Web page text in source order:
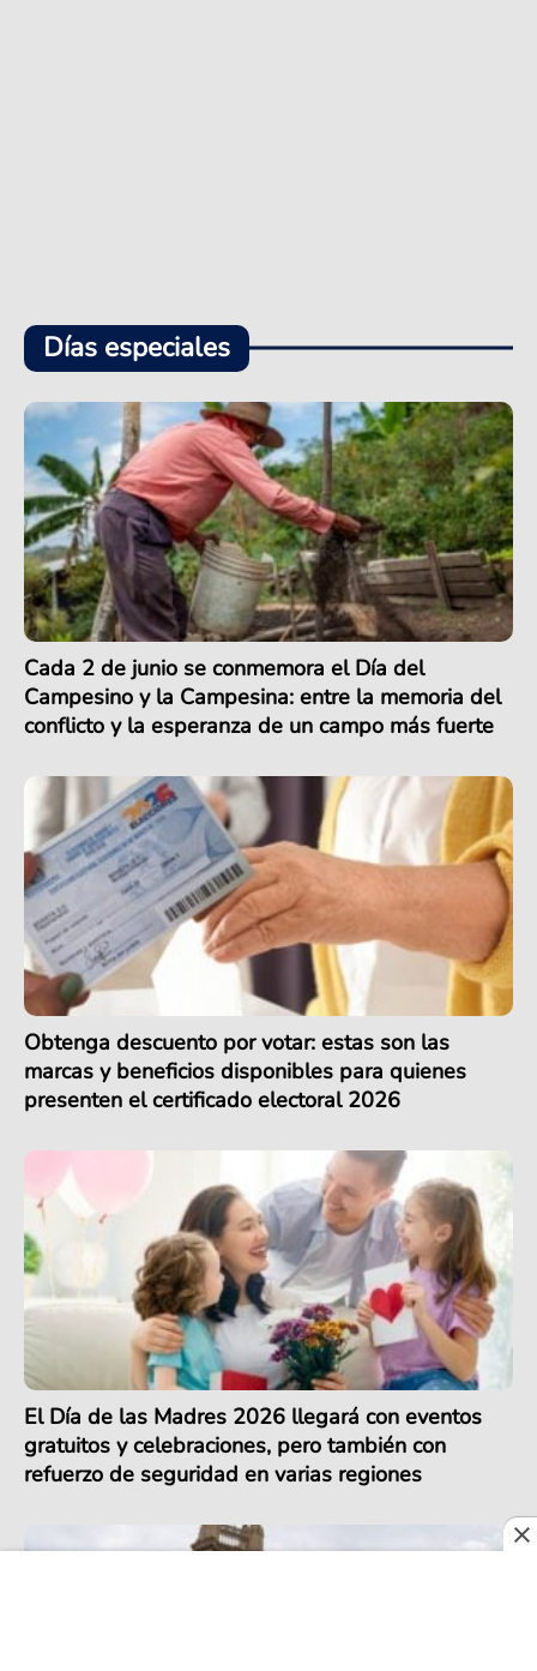
Días especiales
Cada 2 de junio se conmemora el Día del
Campesino y la Campesina: entre la memoria del
conflicto y la esperanza de un campo más fuerte
Obtenga descuento por votar: estas son las
marcas y beneficios disponibles para quienes
presenten el certificado electoral 2026
El Día de las Madres 2026 llegará con eventos
gratuitos y celebraciones, pero también con
refuerzo de seguridad en varias regiones